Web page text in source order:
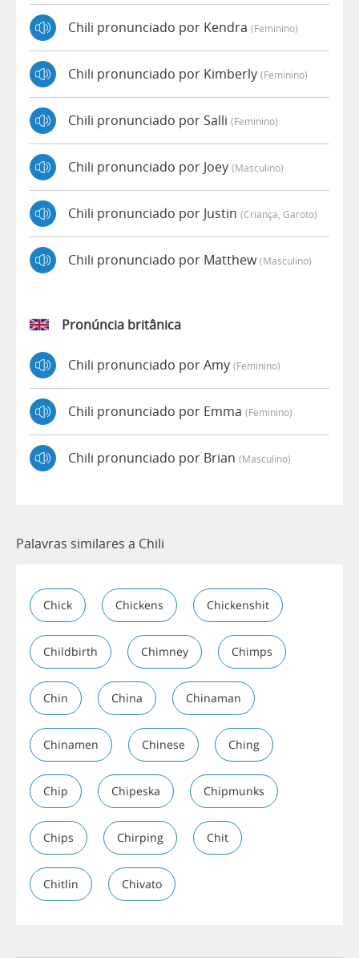
Chili pronunciado por Kendra (feminino)
Chili pronunciado por Kimberly (feminino)
Chili pronunciado por Salli (feminino)
Chili pronunciado por Joey (masculino)
Chili pronunciado por Justin (criança, Garoto)
Chili pronunciado por Matthew(masculino)
Pronúncia britânica
Chili pronunciado por Amy (feminino)
Chili pronunciado por Emma (feminino)
Chili pronunciado por Brian (masculino)
Palavras similares a Chili
Chick Chickens Chickenshit
Childbirth Chimney Chimps
Chin China Chinaman
Chinamen Chinese Ching
Chip Chipeska Chipmunks
Chips Chirping Chit
Chitlin Chivato